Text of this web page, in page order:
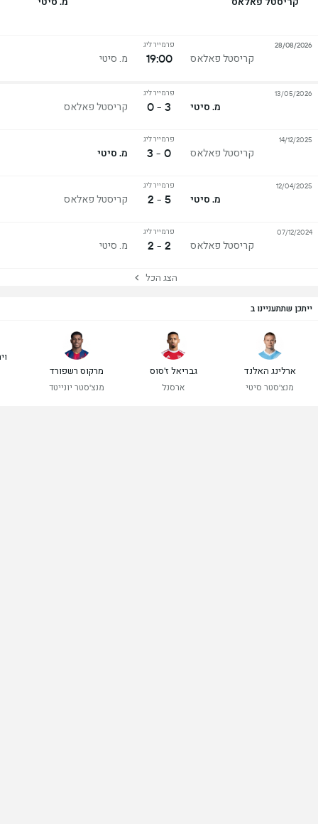
קריסטל פאלאס
פרמייר ליג
19:00 מ. סיטי
28/08/2026
מ. סיטי
פרמייר ליג
3 - 0 קריסטל פאלאס
13/05/2026
קריסטל פאלאס
פרמייר ליג
0 - 3 מ. סיטי
14/12/2025
מ. סיטי
פרמייר ליג
5 - 2 קריסטל פאלאס
12/04/2025
קריסטל פאלאס
פרמייר ליג
2 - 2 מ. סיטי
07/12/2024
הצג הכל
ייתכן שתתעניינו ב
ארלינג האלנד
מנצ'סטר סיטי
גבריאל ז'סוס
ארסנל
מרקוס רשפורד
מנצ'סטר יונייטד